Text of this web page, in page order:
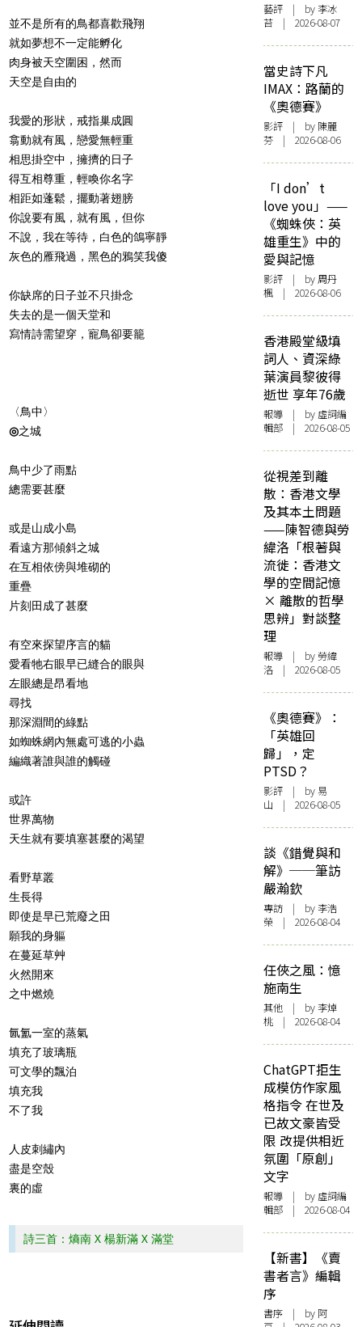
並不是所有的鳥都喜歡飛翔
就如夢想不一定能孵化
肉身被天空圍困，然而
天空是自由的
我愛的形狀，戒指巢成圓
翕動就有風，戀愛無輕重
相思掛空中，擁擠的日子
得互相尊重，輕喚你名字
相距如蓬鬆，擺動著翅膀
你說要有風，就有風，但你
不說，我在等待，白色的鴿寧靜
灰色的雁飛過，黑色的鴉笑我傻
你缺席的日子並不只掛念
失去的是一個天堂和
寫情詩需望穿，寵鳥卻要籠
〈鳥中〉
◎之城
鳥中少了雨點
總需要甚麼
或是山成小島
看遠方那傾斜之城
在互相依傍與堆砌的
重疊
片刻田成了甚麼
有空來探望序言的貓
愛看牠右眼早已縫合的眼與
左眼總是昂看地
尋找
那深淵間的綠點
如蜘蛛網內無處可逃的小蟲
編織著誰與誰的觸碰
或許
世界萬物
天生就有要填塞甚麼的渴望
看野草叢
生長得
即使是早已荒廢之田
願我的身軀
在蔓延草艸
火然開來
之中燃燒
氤氳一室的蒸氣
填充了玻璃瓶
可文學的飄泊
填充我
不了我
人皮刺繡內
盡是空殼
裏的虛
詩三首：熵南 X 楊新滿 X 滿堂
藝評 | by 李冰
苔 | 2026-08-07
當史詩下凡
IMAX：路蘭的
《奧德賽》
影評 | by 陳麗
芬 | 2026-08-06
「I don’t
love you」——
《蜘蛛俠：英
雄重生》中的
愛與記憶
影評 | by周丹
楓 | 2026-08-06
香港殿堂級填
詞人、資深綠
葉演員黎彼得
逝世 享年76歲
報導 | by 虛詞編
輯部 | 2026-08-05
從視差到離
散：香港文學
及其本土問題
——陳智德與勞
緯洛「根著與
流徙：香港文
學的空間記憶
× 離散的哲學
思辨」對談整
理
報導 | by 勞緯
洛 | 2026-08-05
《奧德賽》：
「英雄回
歸」，定
PTSD？
影評 | by 易
山 | 2026-08-05
談《錯覺與和
解》──筆訪
嚴瀚欽
專訪 | by 李浩
榮 | 2026-08-04
任俠之風：憶
施南生
其他 | by 李焯
桃 | 2026-08-04
ChatGPT拒生
成模仿作家風
格指令 在世及
已故文豪皆受
限 改提供相近
氛圍「原創」
文字
報導 | by 虛詞編
輯部 | 2026-08-04
【新書】《賣
書者言》編輯
序
書序 | by 阿